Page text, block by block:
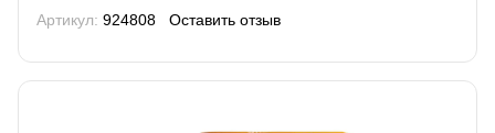
Артикул: 924808 Оставить отзыв